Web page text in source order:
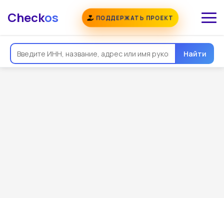
Checkos ПОДДЕРЖАТЬ ПРОЕКТ
Найти